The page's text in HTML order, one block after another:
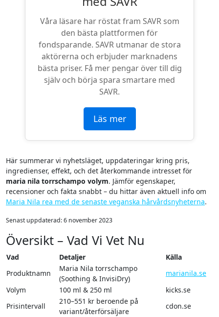
Våra läsare har röstat fram SAVR som
den bästa plattformen för
fondsparande. SAVR utmanar de stora
aktörerna och erbjuder marknadens
bästa priser. Få mer pengar över till dig
själv och börja spara smartare med
SAVR.
Läs mer
Här summerar vi nyhetsläget, uppdateringar kring pris,
ingredienser, effekt, och det återkommande intresset för
maria nila torrschampo volym. Jämför egenskaper,
recensioner och fakta snabbt – du hittar även aktuell info om
Maria Nila rea med de senaste veganska hårvårdsnyheterna.
Senast uppdaterad:6 november 2023
Översikt – Vad Vi Vet Nu
Vad Detaljer
Källa
Produktnamn
Maria Nila torrschampo
(Soothing & InvisiDry)
marianila.se
Volym
100 ml & 250 ml
kicks.se
Prisintervall
210–551 kr beroende på
variant/återförsäljare
cdon.se